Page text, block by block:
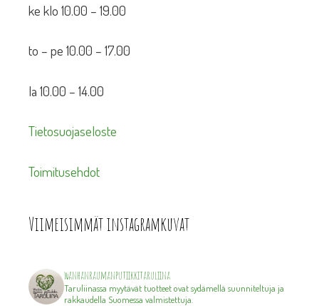
ke klo 10.00 – 19.00
to – pe 10.00 – 17.00
la 10.00 – 14.00
Tietosuojaseloste
Toimitusehdot
Viimeisimmät instagramkuvat
wanhanraumanputiikkitaruliina
Taruliinassa myytävät tuotteet ovat sydämellä suunniteltuja ja
rakkaudella Suomessa valmistettuja.